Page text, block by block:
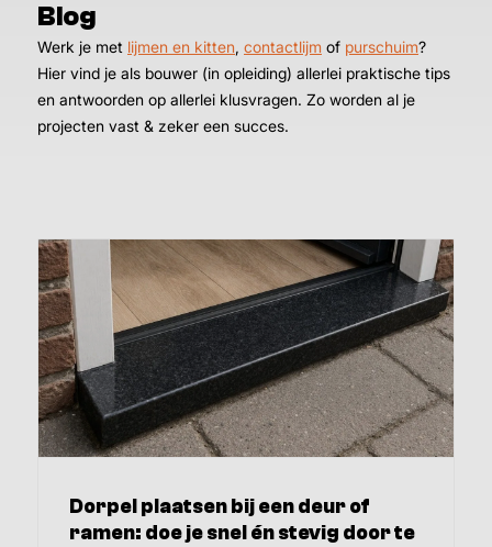
Blog
Werk je met lijmen en kitten, contactlijm of purschuim?
Hier vind je als bouwer (in opleiding) allerlei praktische tips
en antwoorden op allerlei klusvragen. Zo worden al je
projecten vast & zeker een succes.
Dorpel plaatsen bij een deur of
ramen: doe je snel én stevig door te